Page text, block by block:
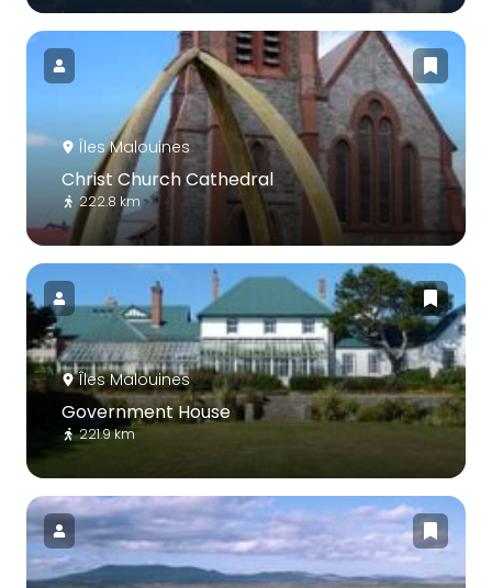
Îles Malouines
Christ Church Cathedral
222.8 km
Îles Malouines
Government House
221.9 km